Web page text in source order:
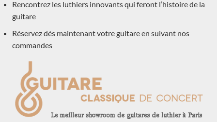
Lineu Bravo
Ian Kneipp
young seo
Stephane Connor
Pierre Marcard
Kazuo Sato
Jean-Marie Fouilleul
Rencontrez les luthiers innovants qui feront l’histoire de la
guitare
Réservez dés maintenant votre guitare en suivant nos
commandes